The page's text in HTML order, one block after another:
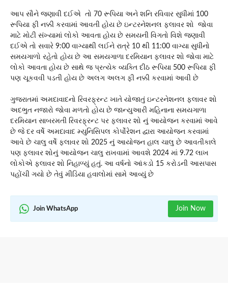
આપ સૌને જણાવી દઈએ તો 70 રૂપિયા અને શનિ રવિવાર સુધીમાં 100
રૂપિયા ફી નક્કી કરવામાં આવતી હોય છે ઇન્ટરનેશનલ ફ્લાવર શો જોવા
માટે મોટી સંખ્યામાં લોકો આવતા હોય છે સમયની વિગતો વિશે જણાવી
દઈએ તો સવારે 9:00 વાગ્યાથી લઈને રાત્રે 10 થી 11:00 વાગ્યા સુધીનો
સમયગાળો રહેતો હોય છે આ સમયગાળા દરમિયાન ફ્લાવર શો જોવા માટે
લોકો આવતા હોય છે સાથે જ પ્રત્યેક વ્યક્તિ દીઠ રૂપિયા 500 રૂપિયા ફી
પણ ચૂકવવી પડતી હોય છે અલગ અલગ ફી નક્કી કરવામાં આવી છે
ગુજરાતમાં અમદાવાદનો રિવરફ્રન્ટ ખાતે યોજાતું ઇન્ટરનેશનલ ફ્લાવર શો
અદભુત નજારો જોવા મળતો હોય છે જાન્યુઆરી મહિનાના સમયગાળા
દરમિયાન સાબરમતી રિવરફ્રન્ટ પર ફ્લાવર શો નું આયોજન કરવામાં આવે
છે જે દર વર્ષે અમદાવાદ મ્યુનિસિપલ કોર્પોરેશન દ્વારા આયોજન કરવામાં
આવે છે ચાલુ વર્ષે ફ્લાવર શો 2025 નું આયોજન હાલ ચાલુ છે આવતીકાલે
પણ ફ્લાવર શોનું આયોજન ચાલુ રાખવામાં આવશે 2024 માં 9.72 લાખ
લોકોએ ફ્લાવર શો નિહાળ્યું હતું. આ વર્ષનો આંકડો 15 કરોડની આસપાસ
પહોંચી ગયો છે તેવું મીડિયા હવાલોમાં સામે આવ્યું છે
Join WhatsApp Join Now